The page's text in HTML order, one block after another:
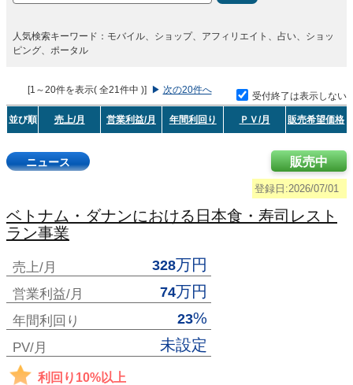
人気検索キーワード：モバイル、ショップ、アフィリエイト、占い、ショッ
ピング、ポータル
[1～20件を表示( 全21件中 )] ▶ 次の20件へ
受付終了は表示しない
並び順 売上/月 営業利益/月 年間利回り ＰＶ/月 販売希望価格
ニュース
登録日:2026/07/01
販売中
ベトナム・ダナンにおける日本食・寿司レスト
ラン事業
売上/月 328万円
営業利益/月 74万円
年間利回り 23%
PV/月 未設定
利回り10%以上